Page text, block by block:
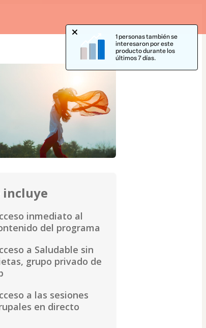
incluye
inmediato al
del programa
a Saludable sin
grupo privado de
a las sesiones
en directo
1 personas también se
interesaron por este
producto durante los
últimos 7 días.